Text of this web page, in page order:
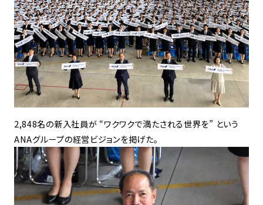
2,848名の新入社員が “ワクワクで満たされる世界を” という
ANAグループの経営ビジョンを掲げた。